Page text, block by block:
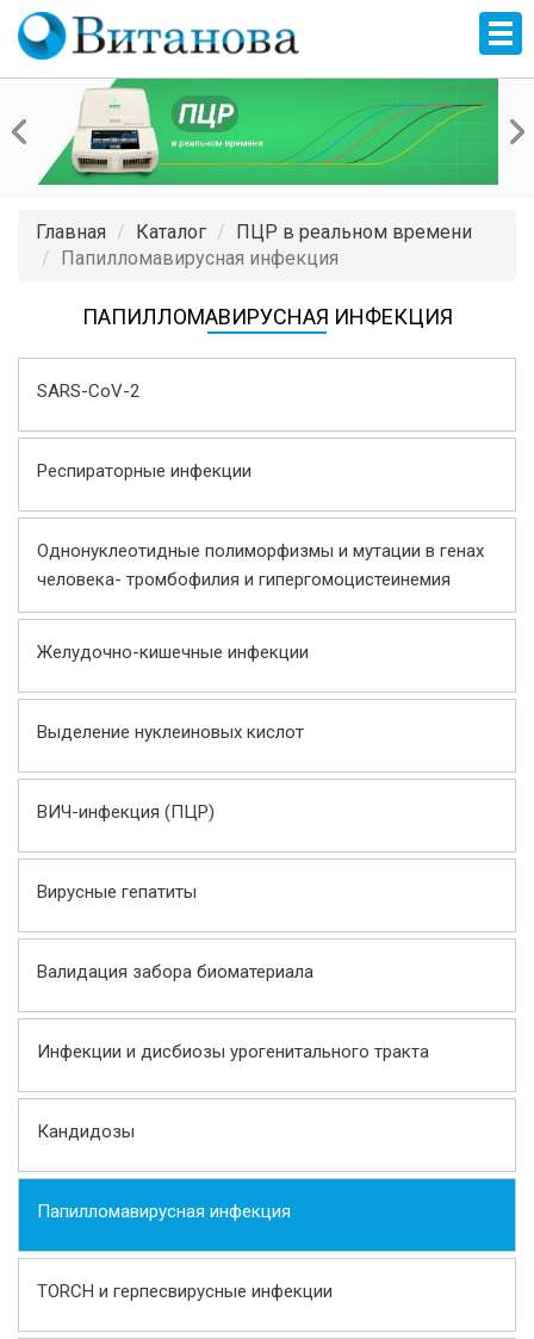
Главная Каталог
ПЦР в реальном времени
Папилломавирусная инфекция
ПАПИЛЛОМАВИРУСНАЯ ИНФЕКЦИЯ
SARS-CoV-2
Респираторные инфекции
Однонуклеотидные полиморфизмы и мутации в генах
человека- тромбофилия и гипергомоцистеинемия
Желудочно-кишечные инфекции
Выделение нуклеиновых кислот
ВИЧ-инфекция (ПЦР)
Вирусные гепатиты
Валидация забора биоматериала
Инфекции и дисбиозы урогенитального тракта
Кандидозы
Папилломавирусная инфекция
TORCH и герпесвирусные инфекции